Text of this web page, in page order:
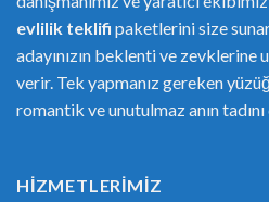
evlilik teklifi paketlerini size
adayınızın beklenti ve zevklerine
verir. Tek yapmanız gereken
romantik ve unutulmaz anın
HIZMETLERIMIZ